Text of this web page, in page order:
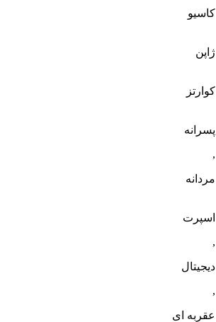
کاسیو
ژاپن
کوارتز
پسرانه
,
مردانه
اسپرت
,
دیجیتال
,
عقربه ای